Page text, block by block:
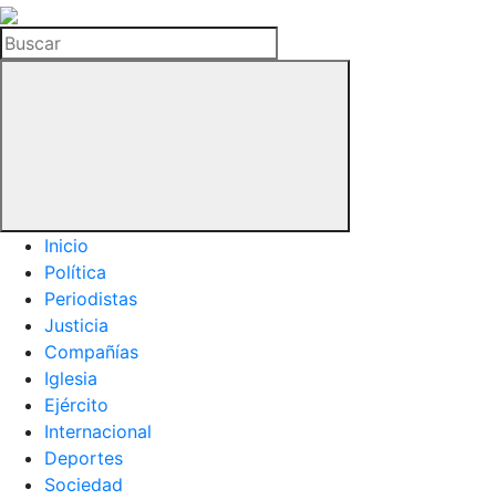
La
Hemeroteca
del
Buscar
Inicio
Política
Periodistas
Justicia
Compañías
Iglesia
Ejército
Internacional
Deportes
Sociedad